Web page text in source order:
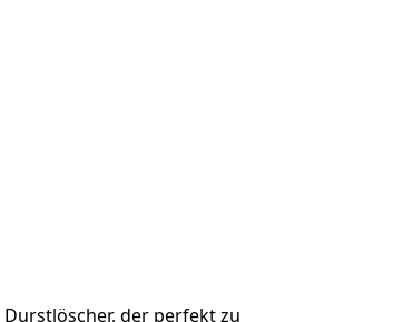
der perfekt zu